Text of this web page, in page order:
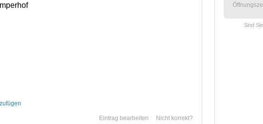
Nicht korrekt?
Eintrag bearbeiten
Sind